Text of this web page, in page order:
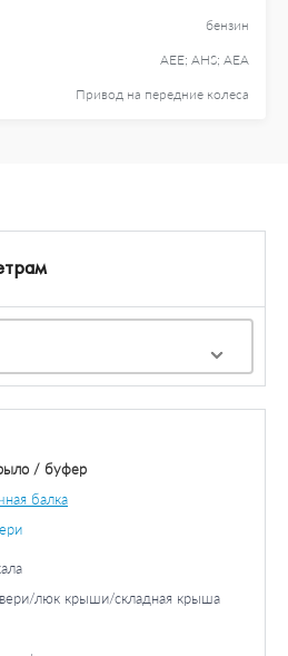
бензин
AEE; AHS; AEA
Привод на передние колеса
/ буфер
балка
люк крыши/складная крыша